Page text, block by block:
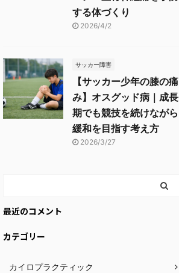
する体づくり
2026/4/2
サッカー障害
【サッカー少年の膝の痛
み】オスグッド病｜成長
期でも競技を続けながら
緩和を目指す考え方
2026/3/27
最近のコメント
カテゴリー
カイロプラクティック